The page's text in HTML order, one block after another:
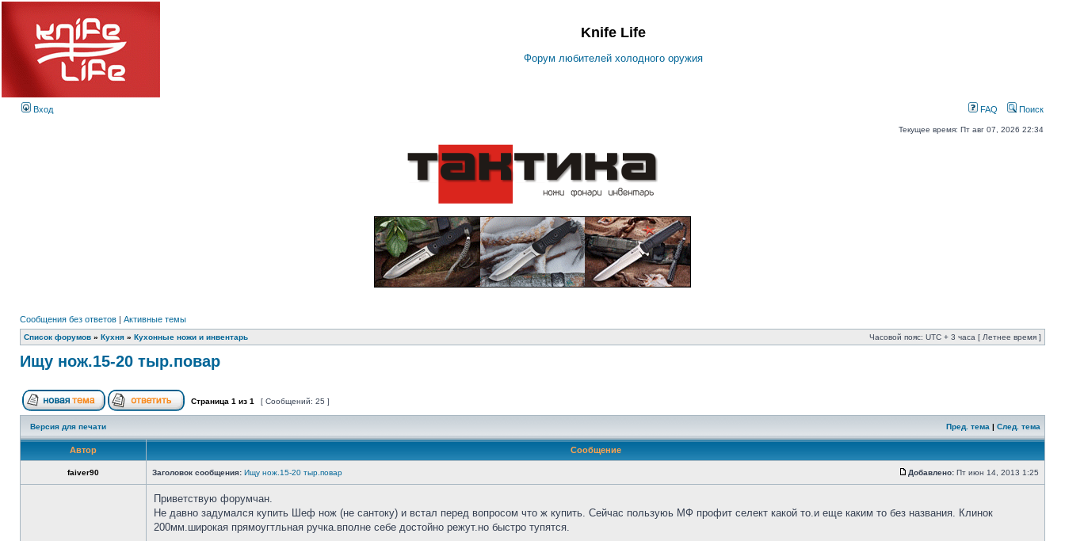
Knife Life
Форум любителей холодного оружия
Вход FAQ Поиск
Текущее время: Пт авг 07, 2026 22:34
Сообщения без ответов | Активные темы
Список форумов » Кухня » Кухонные ножи и инвентарь Часовой пояс: UTC + 3 часа [ Летнее время ]
Ищу нож.15-20 тыр.повар
Страница 1 из 1 [ Сообщений: 25 ]
Версия для печати Пред. тема | След. тема
Автор Сообщение
faiver90 Заголовок сообщения: Ищу нож.15-20 тыр.повар Добавлено: Пт июн 14, 2013 1:25
Приветствую форумчан.
Не давно задумался купить Шеф нож (не сантоку) и встал перед вопросом что ж купить. Сейчас пользуюь МФ профит селект какой то.и еще каким то без названия. Клинок
200мм.широкая прямоугтльная ручка.вполне себе достойно режут.но быстро тупятся.